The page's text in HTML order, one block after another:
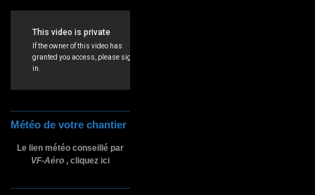
Météo de votre chantier
Le lien météo conseillé par
VF-Aéro , cliquez ici